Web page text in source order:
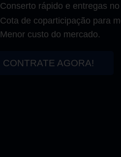
Conserto rápido e entregas no
Cota de coparticipação para
Menor custo do mercado.
CONTRATE AGORA!